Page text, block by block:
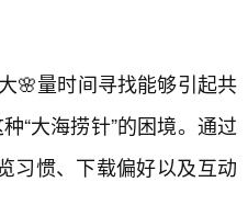
🌸量时间寻找能够引起共
“大海捞针”的困境。通过
习惯、下载偏好以及互动